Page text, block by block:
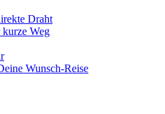
Draht
Weg
Wunsch-Reise